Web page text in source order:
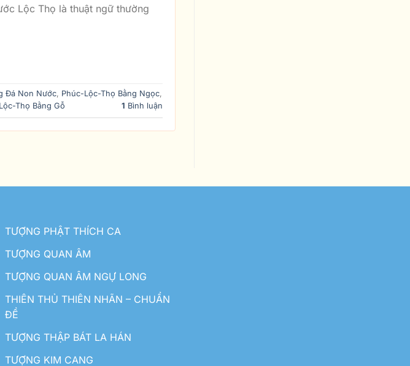
Lộc Thọ là thuật ngữ thường
Đá Non Nước, Phúc-Lộc-Thọ Bằng Ngọc,
Thọ Bằng Gỗ 1 Bình luận
TƯỢNG PHẬT THÍCH CA
TƯỢNG QUAN ÂM
TƯỢNG QUAN ÂM NGỰ LONG
THIÊN THỦ THIÊN NHÃN – CHUẨN
ĐỀ
TƯỢNG THẬP BÁT LA HÁN
TƯỢNG KIM CANG